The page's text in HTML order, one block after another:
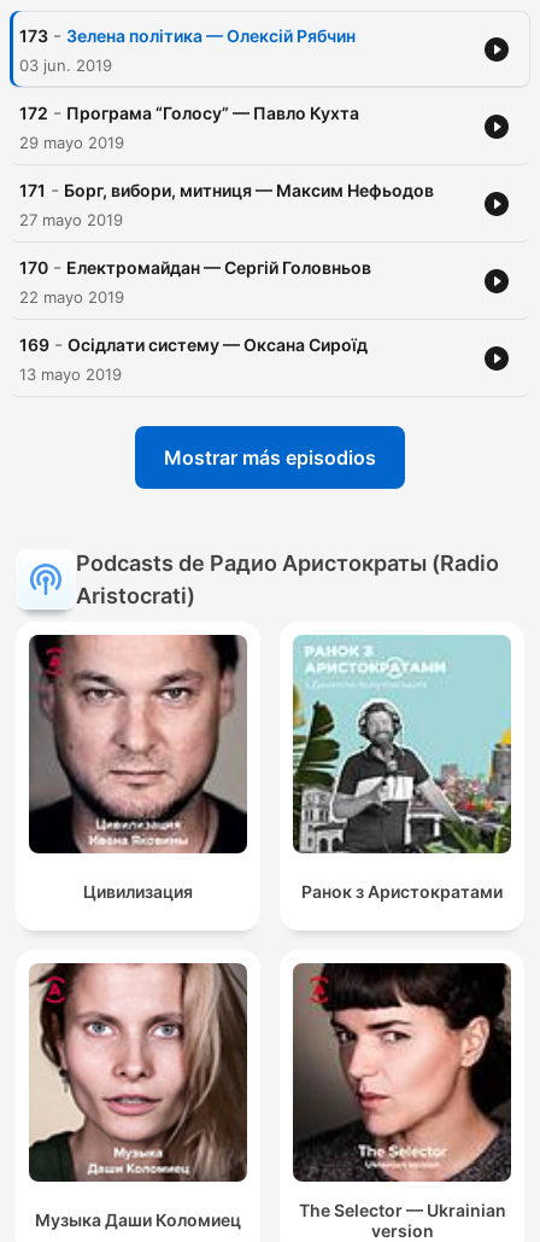
173 - Зелена політика — Олексій Рябчин
03 jun. 2019
172 - Програма “Голосу” — Павло Кухта
29 mayo 2019
171 - Борг, вибори, митниця — Максим Нефьодов
27 mayo 2019
170 - Електромайдан — Сергій Головньов
22 mayo 2019
169 - Осідлати систему — Оксана Сироїд
13 mayo 2019
Mostrar más episodios
Podcasts de Радио Аристократы (Radio
Aristocrati)
Цивилизация Ранок з Аристократами
Музыка Даши Коломиец
The Selector — Ukrainian
version